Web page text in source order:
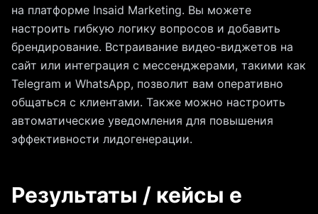
на платформе Insaid Marketing. Вы можете
настроить гибкую логику вопросов и добавить
брендирование. Встраивание видео-виджетов на
сайт или интеграция с мессенджерами, такими как
Telegram и WhatsApp, позволит вам оперативно
общаться с клиентами. Также можно настроить
автоматические уведомления для повышения
эффективности лидогенерации.
Результаты / кейсы е